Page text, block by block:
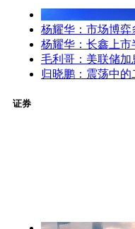
杨耀华：市场博
杨耀华：长鑫上
毛利哥：美联储
归晓鹏：震荡中的
证券